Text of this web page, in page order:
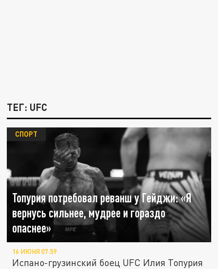
ТЕГ: UFC
Топурия потребовал реванш у Гейджи: «Я
вернусь сильнее, мудрее и гораздо
опаснее»
СПОРТ
16 ИЮНЯ 07:59
Испано-грузинский боец UFC Илия Топурия